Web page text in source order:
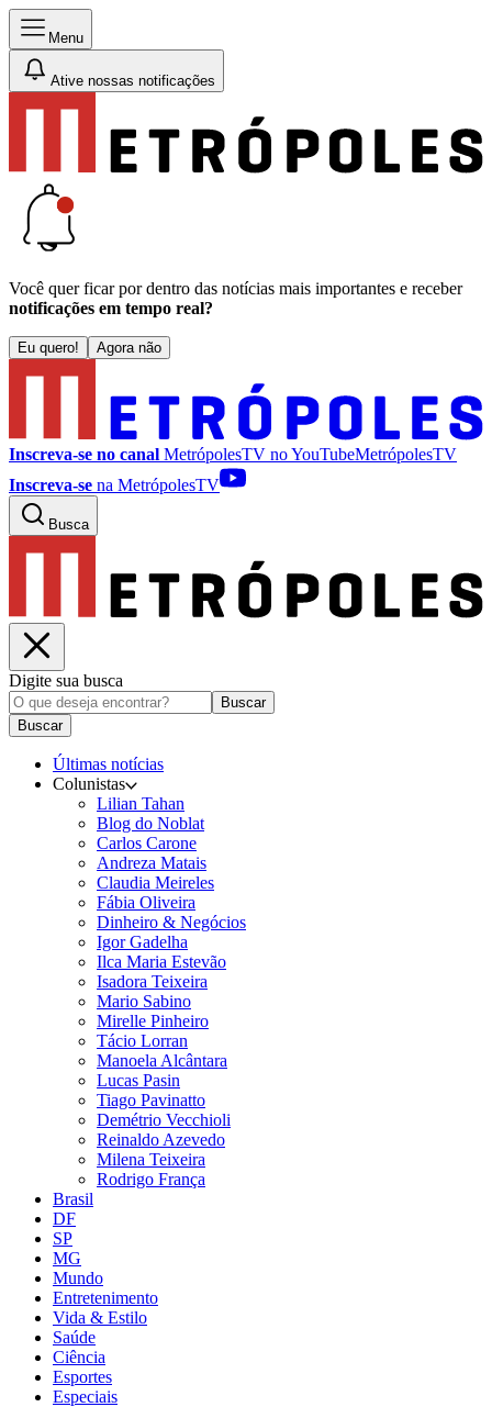
Menu
Ative nossas notificações
Você quer ficar por dentro das notícias mais importantes e receber
notificações em tempo real?
Eu quero! Agora não
Inscreva-se no canal MetrópolesTV noYouTubeMetrópolesTV
Inscreva-se na MetrópolesTV
Busca
Digite sua busca
Buscar
Buscar
Últimas notícias
Colunistas
Lilian Tahan
Blog do Noblat
Carlos Carone
Andreza Matais
Claudia Meireles
Fábia Oliveira
Dinheiro & Negócios
Igor Gadelha
Ilca Maria Estevão
Isadora Teixeira
Mario Sabino
Mirelle Pinheiro
Tácio Lorran
Manoela Alcântara
Lucas Pasin
Tiago Pavinatto
Demétrio Vecchioli
Reinaldo Azevedo
Milena Teixeira
Rodrigo França
Brasil
DF
SP
MG
Mundo
Entretenimento
Vida & Estilo
Saúde
Ciência
Esportes
Especiais